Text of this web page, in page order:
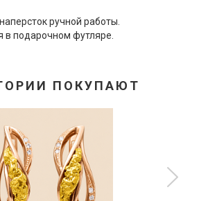
ручной работы.
в подарочном футляре.
ПОКУПАЮТ